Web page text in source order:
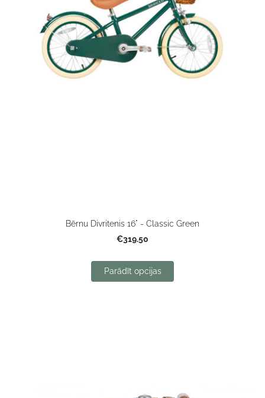
Bērnu Divritenis 16" - Classic Green
€319.50
Parādīt opcijas